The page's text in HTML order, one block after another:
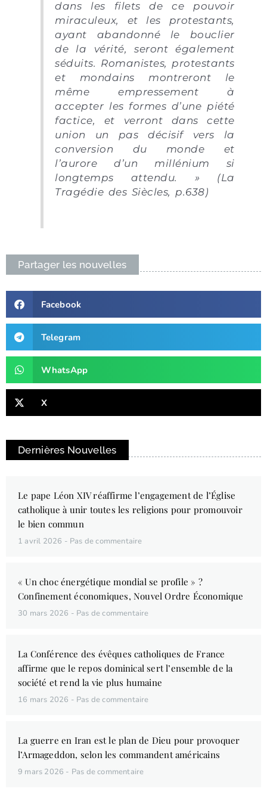
dans les filets de ce pouvoir
miraculeux, et les protestants,
ayant abandonné le bouclier
de la vérité, seront également
séduits. Romanistes, protestants
et mondains montreront le
même empressement à
accepter les formes d’une piété
factice, et verront dans cette
union un pas décisif vers la
conversion du monde et
l’aurore d’un millénium si
longtemps attendu. » (La
Tragédie des Siècles, p.638)
Partager les nouvelles
Facebook
Telegram
WhatsApp
X
Dernières Nouvelles
Le pape Léon XIV réaffirme l’engagement de l’Église
catholique à unir toutes les religions pour promouvoir
le bien commun
1 avril 2026 Pas de commentaire
« Un choc énergétique mondial se profile » ?
Confinement économiques, Nouvel Ordre Économique
30 mars 2026 Pas de commentaire
La Conférence des évêques catholiques de France
affirme que le repos dominical sert l’ensemble de la
société et rend la vie plus humaine
16 mars 2026 Pas de commentaire
La guerre en Iran est le plan de Dieu pour provoquer
l’Armageddon, selon les commandent américains
9 mars 2026 Pas de commentaire